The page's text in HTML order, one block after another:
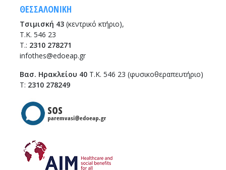
ΘΕΣΣΑΛΟΝΙΚΗ
Τσιμισκή 43 (κεντρικό κτήριο),
Τ.Κ. 546 23
T.: 2310 278271
infothes@edoeap.gr
Βασ. Ηρακλείου 40 Τ.Κ. 546 23 (φυσικοθεραπευτήριο)
Τ: 2310 278249